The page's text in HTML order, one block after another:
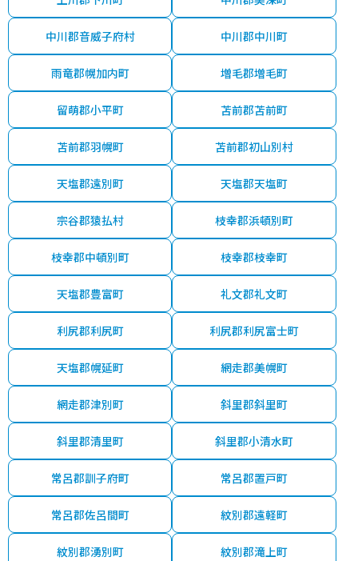
中川郡音威子府村 中川郡中川町
雨竜郡幌加内町 増毛郡増毛町
留萌郡小平町 苫前郡苫前町
苫前郡羽幌町 苫前郡初山別村
天塩郡遠別町 天塩郡天塩町
宗谷郡猿払村 枝幸郡浜頓別町
枝幸郡中頓別町 枝幸郡枝幸町
天塩郡豊富町 礼文郡礼文町
利尻郡利尻町 利尻郡利尻富士町
天塩郡幌延町 網走郡美幌町
網走郡津別町 斜里郡斜里町
斜里郡清里町 斜里郡小清水町
常呂郡訓子府町 常呂郡置戸町
常呂郡佐呂間町 紋別郡遠軽町
紋別郡湧別町 紋別郡滝上町